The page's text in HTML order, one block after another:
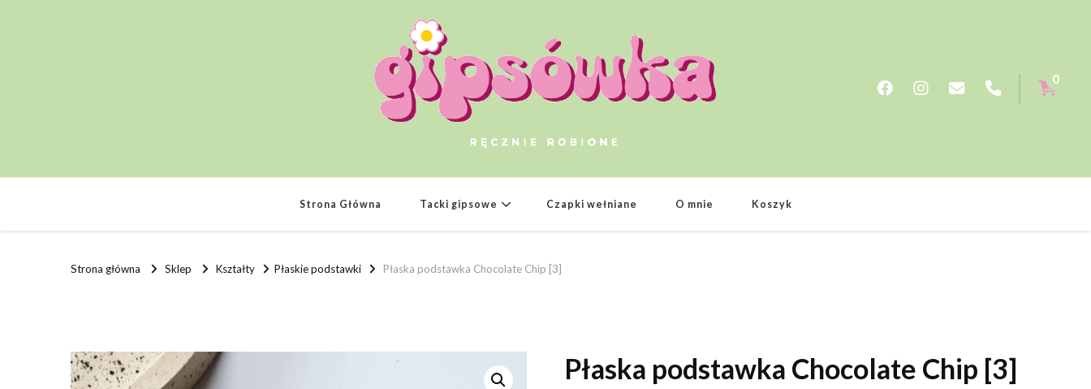
Gipsowka.store
0
Strona Główna Tacki gipsowe Czapki wełniane O mnie Koszyk
Strona główna Sklep Kształty Płaskie podstawki Płaska podstawka Chocolate Chip [3]
Płaska podstawka Chocolate Chip [3]